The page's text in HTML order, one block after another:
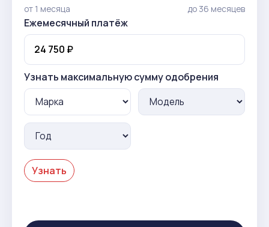
от 1 месяца до 36 месяцев
Ежемесячный платёж
Узнать максимальную сумму одобрения
Узнать